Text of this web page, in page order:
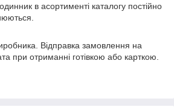
в асортименті каталогу постійно
Відправка замовлення на
при отриманні готівкою або карткою.